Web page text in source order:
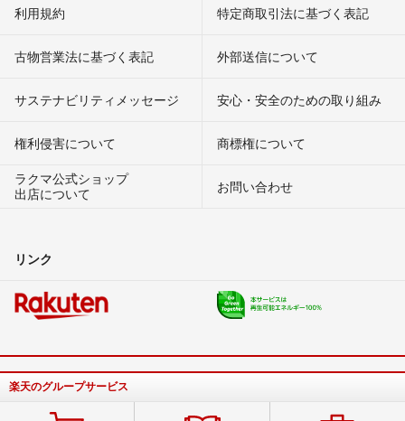
利用規約 特定商取引法に基づく表記
古物営業法に基づく表記 外部送信について
サステナビリティメッセージ 安心・安全のための取り組み
権利侵害について
商標権について
ラクマ公式ショップ
出店について
お問い合わせ
リンク
楽天のグループサービス